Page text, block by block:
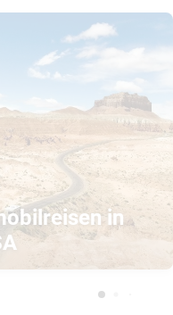
in